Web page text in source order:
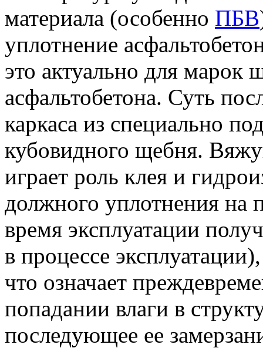
материала (особенно ПБВ
уплотнение
это актуально для марок
асфальтобетона. Суть
каркаса из специально
кубовидного щебня.
играет роль клея и
должного уплотнения на
время эксплуатации
в процессе
что означает
попадании влаги в
последующее ее